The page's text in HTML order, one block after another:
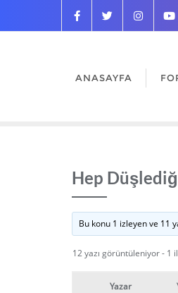
ANASAYFA
Hep
Bu konu 1 izleyen ve 11
12 yazı görüntüleniyor - 1
Yazar